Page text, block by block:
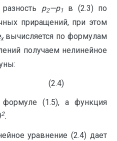
p2—p1в (2.3) по
приращений, при этом
xвычисляется по формулам
получаем нелинейное
(2.4)
(1.5), а функция
2.
уравнение (2.4) дает